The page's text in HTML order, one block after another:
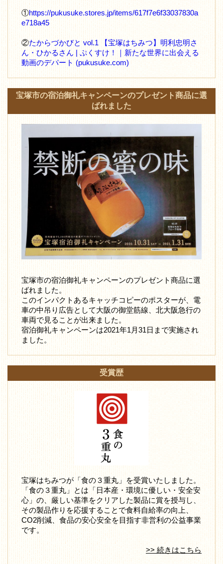
①https://pukusuke.stores.jp/items/617f7e6f33037830a
e718a45
②たからづかびと vol.1 【宝塚はちみつ】明利忠明さ
ん・ひかるさん | ぷくすけ！｜新たな世界に出会える
動画のデパート (pukusuke.com)
宝塚市の宿泊御礼キャンペーンのプレゼント商品に選
ばれました
宝塚市の宿泊御礼キャンペーンのプレゼント商品に選
ばれました。
このインパクトあるキャッチコピーのポスターが、電
車の中吊り広告として大阪の御堂筋線、北大阪急行の
車両で見ることが出来ました。
宿泊御礼キャンペーンは2021年1月31日まで実施され
ました。
受賞歴
宝塚はちみつが「食の３重丸」を受賞いたしました。
「食の３重丸」とは「日本産・環境に優しい・安全安
心」の、厳しい基準をクリアした製品に賞を授与し、
その製品作りを応援することで食料自給率の向上、
CO2削減、食品の安心安全を目指す非営利の公益事業
です。
>> 続きはこちら